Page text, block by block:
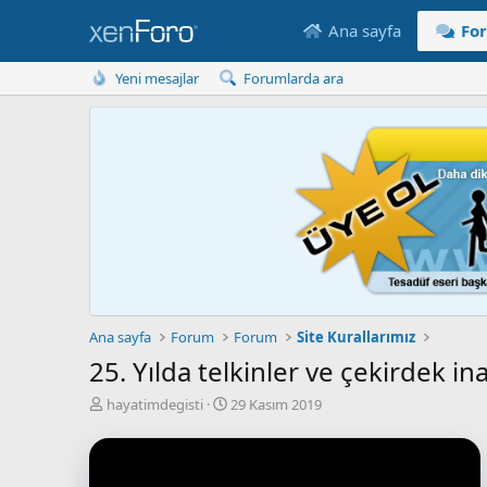
Ana sayfa
Yeni mesajlar Forumlarda ara
Ana sayfa Forum Forum Site Kurallarımız
25. Yılda telkinler ve çekirdek
K
n
hayatimdegisti
B
ş
29 Kasım 2019